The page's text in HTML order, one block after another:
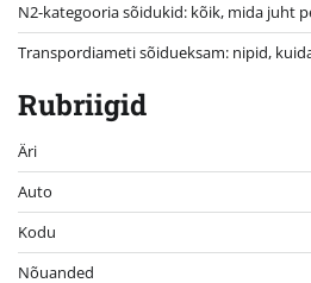
N2-kategooria sõidukid: kõik, mida juht
Transpordiameti sõidueksam: nipid,
Rubriigid
Äri
Auto
Kodu
Nõuanded